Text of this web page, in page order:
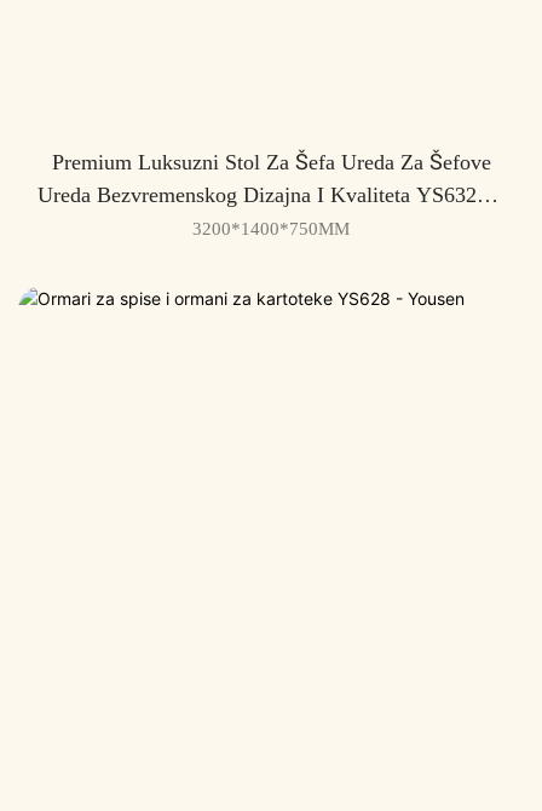
Premium Luksuzni Stol Za Šefa Ureda Za Šefove
Ureda Bezvremenskog Dizajna I Kvaliteta YS632H -
Yousen
3200*1400*750MM